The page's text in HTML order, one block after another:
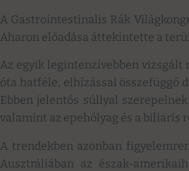
A Gastrointestinalis Rák
Aharon előadása áttekintette a
Az egyik legintenzívebben vizsgált
óta hatféle, elhízással összefüggő
Ebben jelentős súllyal
valamint az epehólyag és a biliaris
A trendekben azonban
Ausztráliában az észak-